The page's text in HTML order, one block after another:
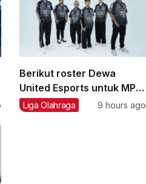
Berikut roster Dewa
United Esports untuk MPL
ID musim ke-18
Liga Olahraga 9 hours ago